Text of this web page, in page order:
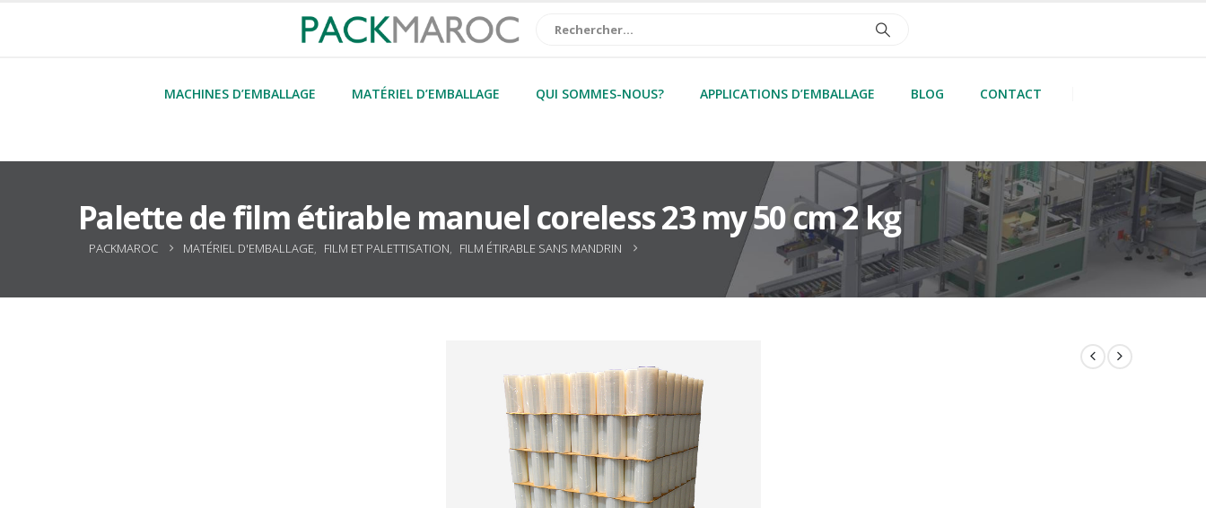
MACHINES D’EMBALLAGE MATÉRIEL D’EMBALLAGE QUI SOMMES-NOUS? APPLICATIONS D’EMBALLAGE BLOG CONTACT
Palette de film étirable manuel coreless 23 my 50 cm 2 kg
PACKMAROC MATÉRIEL D'EMBALLAGE, FILM ET PALETTISATION, FILM ÉTIRABLE SANS MANDRIN